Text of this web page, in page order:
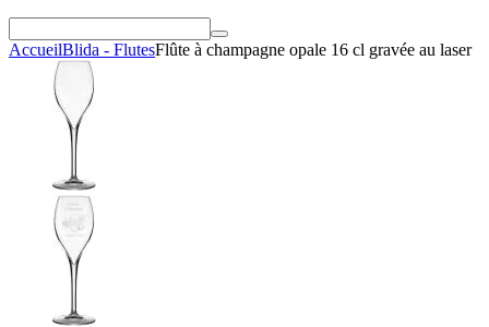
AccueilBlida - FlutesFlûte à champagne opale 16 cl gravée au laser